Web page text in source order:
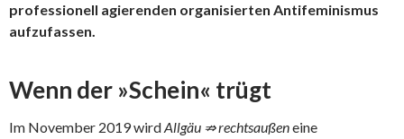
professionell agierenden organisierten Antifeminismus
aufzufassen.
Wenn der »Schein« trügt
Im November 2019 wirdAllgäu ⇏ rechtsaußeneine